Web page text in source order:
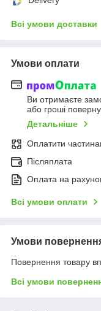
Всі умови доставки
Умови оплати
Ви отримаєте
або гроші
Детальніше
Оплатити
Післяплата
Оплата на
Всі умови оплати
Умови
Повернення товару
Всі умови